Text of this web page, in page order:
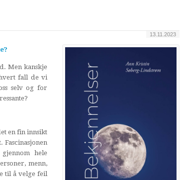
13.11.2023
Men kanskje
fall de vi
selv og for
en fin innsikt
hele
menn,
til å velge feil